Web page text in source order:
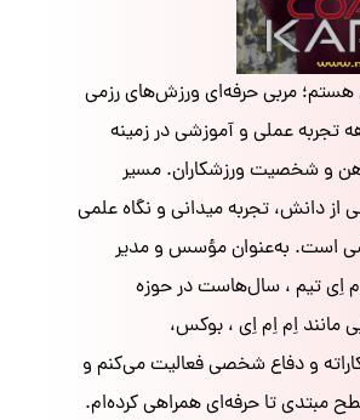
مربی حرفه‌ای ورزش‌های رزمی
تجربه عملی و آموزشی در زمینه
و شخصیت ورزشکاران. مسیر
از دانش، تجربه میدانی و نگاه علمی
است. به‌عنوان مؤسس و مدیر
اِی تیم ، سال‌هاست در حوزه
مانند اِم اِم اِی ، بوکس،
و دفاع شخصی فعالیت می‌کنم و
مبتدی تا حرفه‌ای همراهی کرده‌ام.